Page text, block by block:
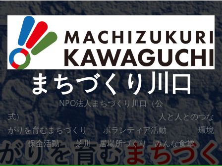
まちづくり川口
NPO法人まちづくり川口（公
式） 人と人とのつな
がりを育むまちづくり ボランティア活動 環境
保全活動 芝川 居場所づくり みんな食堂